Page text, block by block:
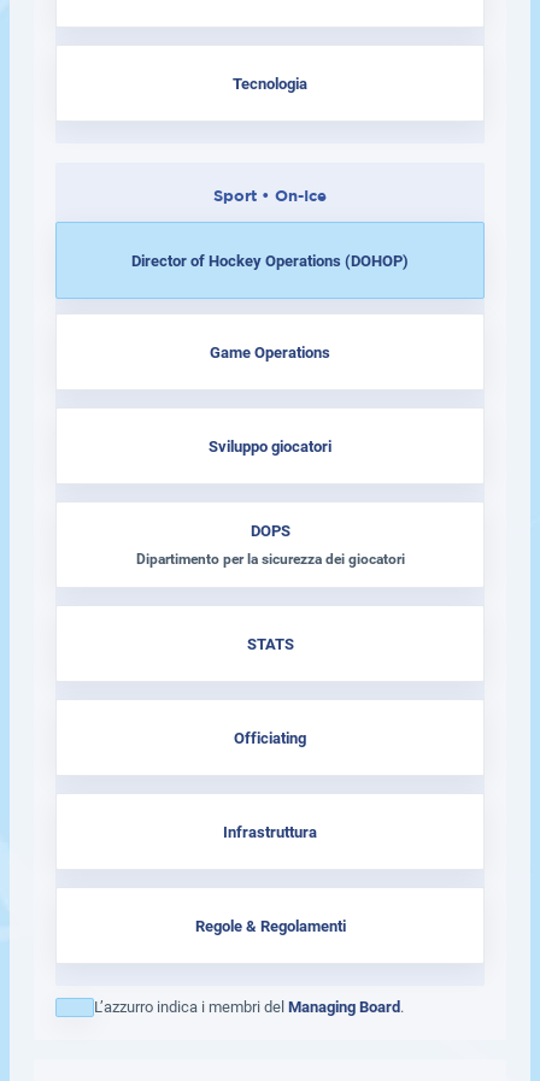
Tecnologia
Sport • On-Ice
Director of Hockey Operations (DOHOP)
Game Operations
Sviluppo giocatori
DOPS
Dipartimento per la sicurezza dei giocatori
STATS
Officiating
Infrastruttura
Regole & Regolamenti
L’azzurro indica i membri del Managing Board .